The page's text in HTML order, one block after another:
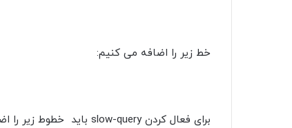
خط زیر را اضافه می کنیم:
برای فعال کردن slow-query باید خطوط زیر را اضافه نمایید: